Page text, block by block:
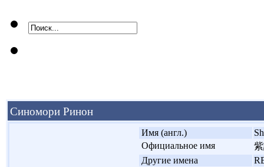
Синомори Ринон
Имя (англ.)
Официальное имя
Другие имена